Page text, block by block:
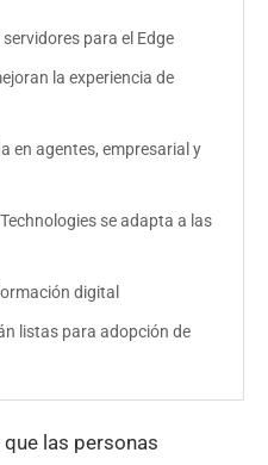
para el Edge
la experiencia de
en agentes, empresarial y
se adapta a las
digital
listas para adopción de
las personas